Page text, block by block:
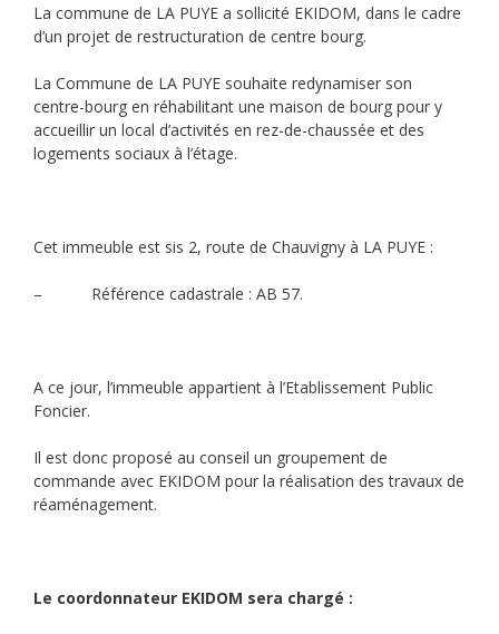
La commune de LA PUYE a sollicité EKIDOM, dans le cadre
d’un projet de restructuration de centre bourg.
La Commune de LA PUYE souhaite redynamiser son
centre-bourg en réhabilitant une maison de bourg pour y
accueillir un local d’activités en rez-de-chaussée et des
logements sociaux à l’étage.
Cet immeuble est sis 2, route de Chauvigny à LA PUYE :
– Référence cadastrale : AB 57.
A ce jour, l’immeuble appartient à l’Etablissement Public
Foncier.
Il est donc proposé au conseil un groupement de
commande avec EKIDOM pour la réalisation des travaux de
réaménagement.
Le coordonnateur EKIDOM sera chargé :